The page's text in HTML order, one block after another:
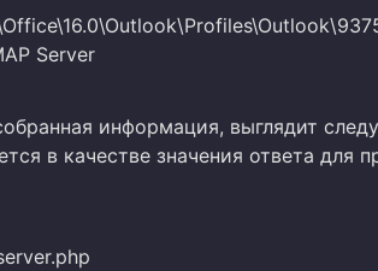
Server
информация, выглядит
в качестве значения ответа для